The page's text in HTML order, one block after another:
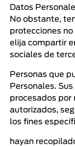
Datos
No obstante,
protecciones
elija compartir
sociales de
Personas que
Personales.
procesados por
autorizados,
los fines
hayan